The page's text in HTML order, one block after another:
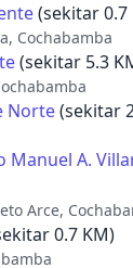
(sekitar 0.7
Cochabamba
(sekitar 5.3
Norte(sekitar
Manuel A.
Arce,
0.7 KM)